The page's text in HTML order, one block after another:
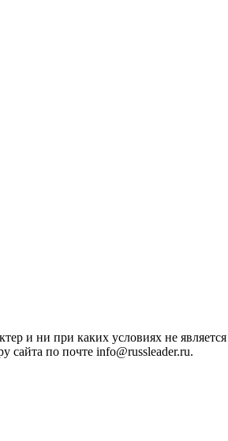
и ни при каких условиях не
сайта по почте info@russleader.ru.